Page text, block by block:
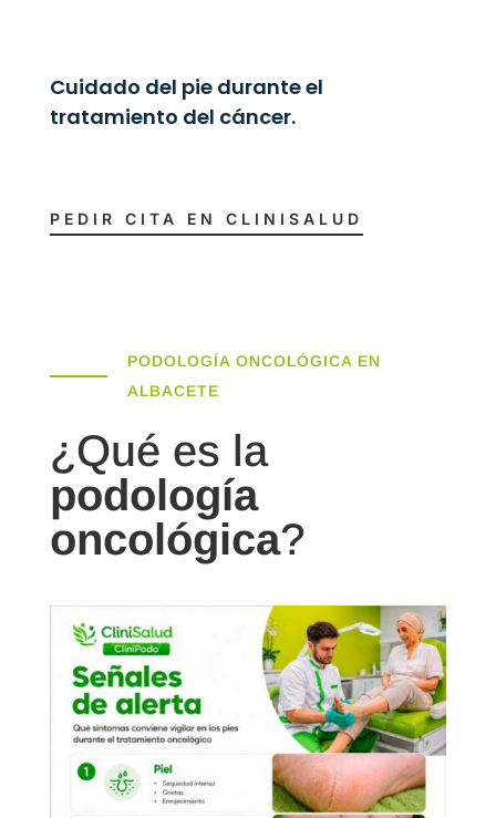
Cuidado del pie durante el
tratamiento del cáncer.
PEDIR CITA EN CLINISALUD
PODOLOGÍA ONCOLÓGICA EN
ALBACETE
¿Qué es la
podología
oncológica?